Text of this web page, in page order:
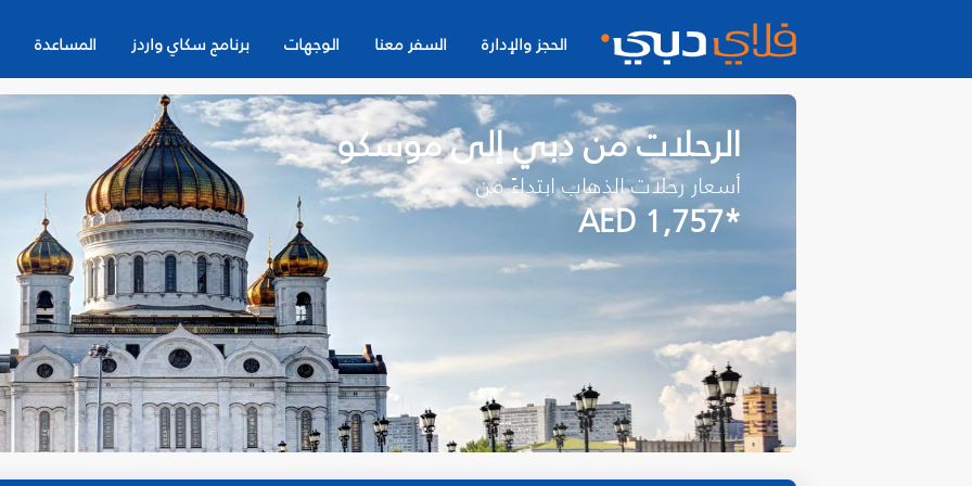
الحجز والإدارة السفر معنا الوجهات برنامج سكاي واردز المساعدة
الرحلات من دبي إلى موسكو
أسعار رحلات الذهاب ابتداءً من
*AED 1,757